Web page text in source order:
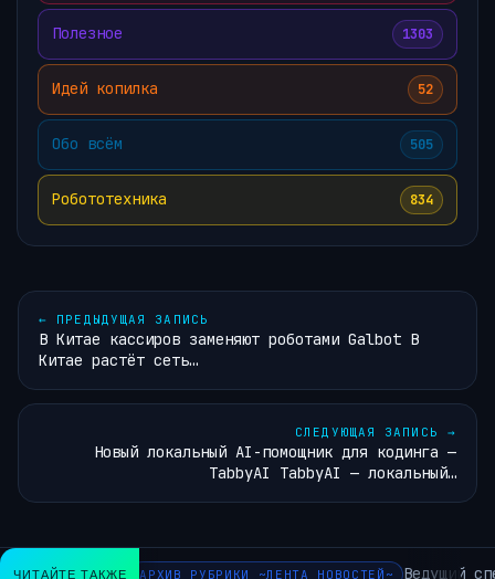
Полезное 1303
Идей копилка 52
Обо всём 505
Робототехника 834
← ПРЕДЫДУЩАЯ ЗАПИСЬ
В Китае кассиров заменяют роботами Galbot В
Китае растёт сеть…
СЛЕДУЮЩАЯ ЗАПИСЬ →
Новый локальный AI-помощник для кодинга —
TabbyAI TabbyAI — локальный…
ЧИТАЙТЕ ТАКЖЕ АРХИВ РУБРИКИ ~ЛЕНТА НОВОСТЕЙ~ Ведущий